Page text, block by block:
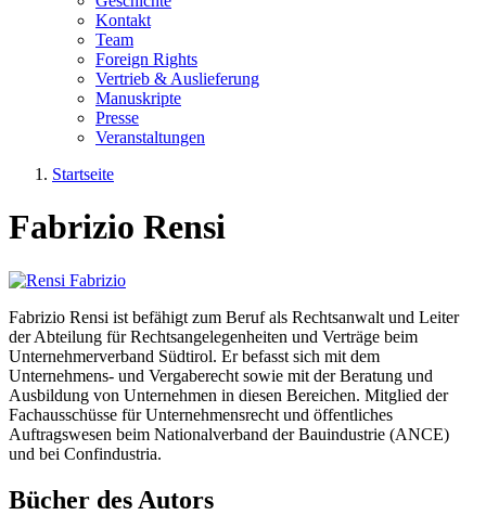
Kontakt
Team
Foreign Rights
Vertrieb & Auslieferung
Manuskripte
Presse
Veranstaltungen
Startseite
Fabrizio Rensi
Fabrizio Rensi ist befähigt zum Beruf als Rechtsanwalt und Leiter
der Abteilung für Rechtsangelegenheiten und Verträge beim
Unternehmerverband Südtirol. Er befasst sich mit dem
Unternehmens- und Vergaberecht sowie mit der Beratung und
Ausbildung von Unternehmen in diesen Bereichen. Mitglied der
Fachausschüsse für Unternehmensrecht und öffentliches
Auftragswesen beim Nationalverband der Bauindustrie (ANCE)
und bei Confindustria.
Bücher des Autors